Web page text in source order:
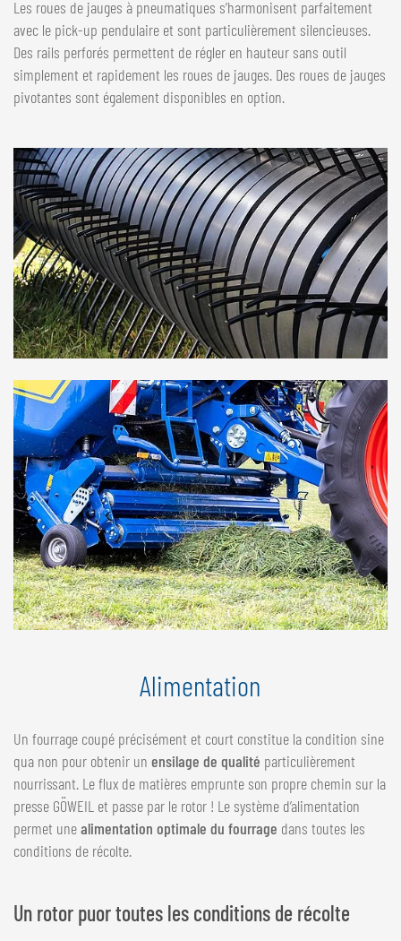
Les roues de jauges à pneumatiques s’harmonisent parfaitement
avec le pick-up pendulaire et sont particulièrement silencieuses.
Des rails perforés permettent de régler en hauteur sans outil
simplement et rapidement les roues de jauges. Des roues de jauges
pivotantes sont également disponibles en option.
Alimentation
Un fourrage coupé précisément et court constitue la condition sine
qua non pour obtenir un ensilage de qualité particulièrement
nourrissant. Le flux de matières emprunte son propre chemin sur la
presse GÖWEIL et passe par le rotor ! Le système d’alimentation
permet unealimentation optimale du fourrage dans toutes les
conditions de récolte.
Un rotor puor toutes les conditions de récolte